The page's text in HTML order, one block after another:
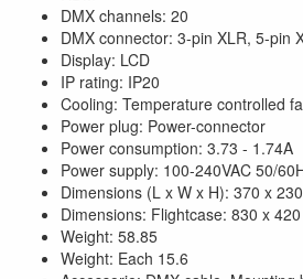
DMX channels: 20
DMX connector: 3-pin XLR, 5-pin
Display: LCD
IP rating: IP20
Cooling: Temperature controlled
Power plug: Power-connector
Power consumption: 3.73 - 1.74A
Power supply: 100-240VAC 50/
Dimensions (L x W x H): 370 x
Dimensions: Flightcase: 830 x
Weight: 58.85
Weight: Each 15.6